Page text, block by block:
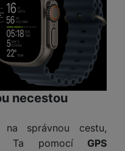
necestou
správnou cestu,
Ta pomocí GPS